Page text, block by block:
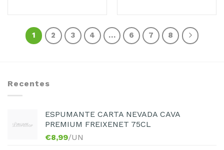
1 2 3 4 … 6 7 8
Recentes
ESPUMANTE CARTA NEVADA CAVA
PREMIUM FREIXENET 75CL
€8,99/UN